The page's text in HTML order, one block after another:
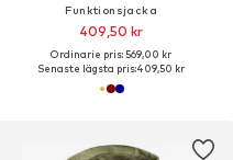
Funktionsjacka
409,50 kr
Ordinarie pris: 569,00 kr
Senaste lägsta pris:409,50 kr